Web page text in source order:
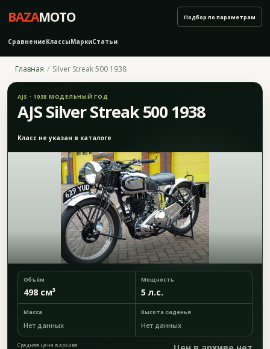
BAZAMOTO
СравнениеКлассыМаркиСтатьи
Подбор по параметрам
Главная Silver Streak 500 1938
AJS · 1938 МОДЕЛЬНЫЙ ГОД
AJS Silver Streak 500 1938
Класс не указан в каталоге
Объём
498 см³
Мощность
5 л.с.
Масса
Нет данных
Высота сиденья
Нет данных
Средняя цена в архиве